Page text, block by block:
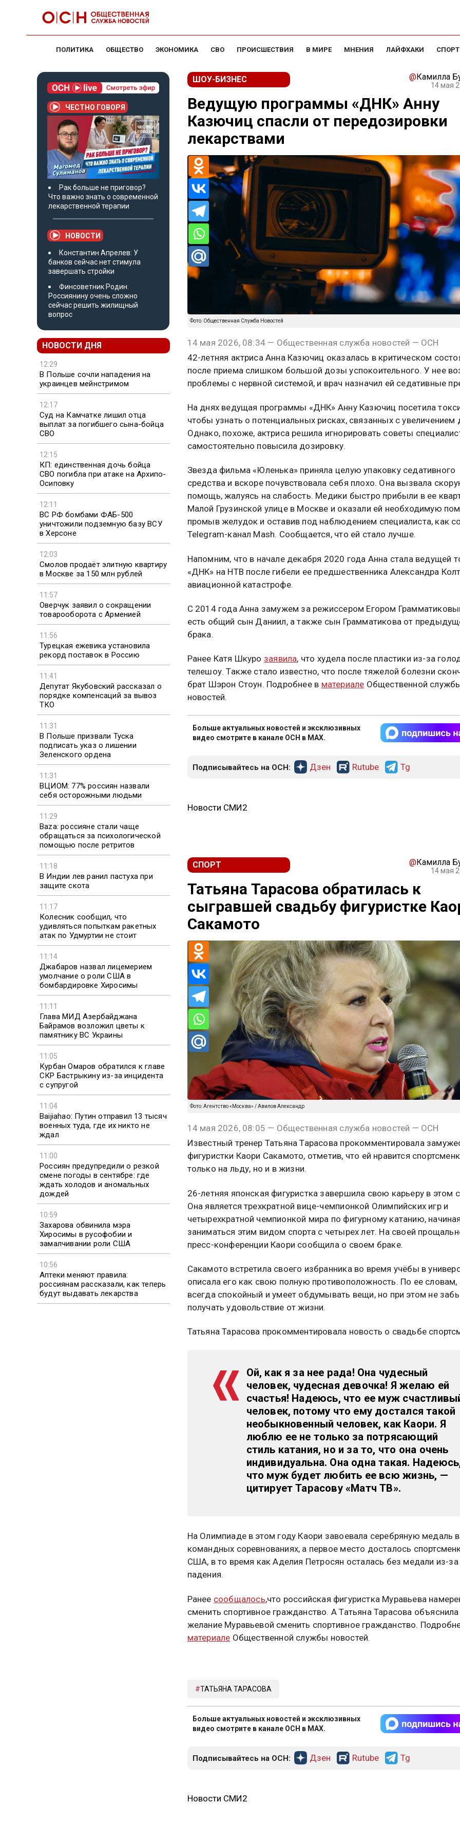
ПОЛИТИКА ОБЩЕСТВО ЭКОНОМИКА СВО ПРОИСШЕСТВИЯ В МИРЕ МНЕНИЯ ЛАЙФХАКИ СПОРТ
ЧЕСТНО ГОВОРЯ
Рак больше не приговор?
Что важно знать о современной
лекарственной терапии
НОВОСТИ
Константин Апрелев: У
банков сейчас нет стимула
завершать стройки
Финсоветник Родин:
Россиянину очень сложно
сейчас решить жилищный
вопрос
НОВОСТИ ДНЯ
12:29
В Польше сочли нападения на
украинцев мейнстримом
12:17
Суд на Камчатке лишил отца
выплат за погибшего сына-бойца
СВО
12:15
КП: единственная дочь бойца
СВО погибла при атаке на Архипо-
Осиповку
12:11
ВС РФ бомбами ФАБ-500
уничтожили подземную базу ВСУ
в Херсоне
12:03
Смолов продаёт элитную квартиру
в Москве за 150 млн рублей
11:57
Оверчук заявил о сокращении
товарооборота с Арменией
11:56
Турецкая ежевика установила
рекорд поставок в Россию
11:41
Депутат Якубовский рассказал о
порядке компенсаций за вывоз
ТКО
11:31
В Польше призвали Туска
подписать указ о лишении
Зеленского ордена
11:31
ВЦИОМ: 77% россиян назвали
себя осторожными людьми
11:29
Baza: россияне стали чаще
обращаться за психологической
помощью после ретритов
11:18
В Индии лев ранил пастуха при
защите скота
11:17
Колесник сообщил, что
удивляться попыткам ракетных
атак по Удмуртии не стоит
11:14
Джабаров назвал лицемерием
умолчание о роли США в
бомбардировке Хиросимы
11:11
Глава МИД Азербайджана
Байрамов возложил цветы к
памятнику ВС Украины
11:05
Курбан Омаров обратился к главе
СКР Бастрыкину из-за инцидента
с супругой
11:04
Baijiahao: Путин отправил 13 тысяч
военных туда, где их никто не
ждал
11:00
Россиян предупредили о резкой
смене погоды в сентябре: где
ждать холодов и аномальных
дождей
10:59
Захарова обвинила мэра
Хиросимы в русофобии и
замалчивании роли США
10:56
Аптеки меняют правила:
россиянам рассказали, как теперь
будут выдавать лекарства
ШОУ-БИЗНЕС @Камилла
14 мая
Ведущую программы «ДНК» Анну
Казючиц спасли от передозировки
лекарствами
Фото: Общественная Служба Новостей
14 мая 2026, 08:34 — Общественная служба новостей — ОСН
42-летняя актриса Анна Казючиц оказалась в критическом
после приема слишком большой дозы успокоительного. У нее
проблемы с нервной системой, и врач назначил ей седативные
На днях ведущая программы «ДНК» Анну Казючиц посетила
чтобы узнать о потенциальных рисках, связанных с увеличением
Однако, похоже, актриса решила игнорировать советы
самостоятельно повысила дозировку.
Звезда фильма «Юленька» приняла целую упаковку седативного
средства и вскоре почувствовала себя плохо. Она вызвала
помощь, жалуясь на слабость. Медики быстро прибыли в ее
Малой Грузинской улице в Москве и оказали ей необходимую
промыв желудок и оставив под наблюдением специалиста, как
Telegram-канал Mash. Сообщается, что ей стало лучше.
Напомним, что в начале декабря 2020 года Анна стала ведущей
«ДНК» на НТВ после гибели ее предшественника Александра
авиационной катастрофе.
С 2014 года Анна замужем за режиссером Егором
есть общий сын Даниил, а также сын Грамматикова от
брака.
Ранее Катя Шкуро заявила, что худела после пластики из-за
телешоу. Также стало известно, что после тяжелой болезни
брат Шэрон Стоун. Подробнее в материале Общественной
новостей.
Больше актуальных новостей и эксклюзивных
видео смотрите в канале ОСН в MAX.
Подписывайтесь на ОСН: Дзен Rutube Tg
Новости СМИ2
СПОРТ @Камилла
14 мая
Татьяна Тарасова обратилась к
сыгравшей свадьбу фигуристке
Сакамото
Фото: Агентство «Москва» / Авилов Александр
14 мая 2026, 08:05 — Общественная служба новостей — ОСН
Известный тренер Татьяна Тарасова прокомментировала
фигуристки Каори Сакамото, отметив, что ей нравится
только на льду, но и в жизни.
26-летняя японская фигуристка завершила свою карьеру в этом
Она является трехкратной вице-чемпионкой Олимпийских игр и
четырехкратной чемпионкой мира по фигурному катанию,
заниматься этим видом спорта с четырех лет. На своей
пресс-конференции Каори сообщила о своем браке.
Сакамото встретила своего избранника во время учёбы в
описала его как свою полную противоположность. По ее словам,
всегда спокойный и умеет обдумывать вещи, но при этом не
получать удовольствие от жизни.
Татьяна Тарасова прокомментировала новость о свадьбе
Ой, как я за нее рада! Она чудесный
человек, чудесная девочка! Я желаю ей
счастья! Надеюсь, что ее муж
человек, потому что ему достался такой
необыкновенный человек, как Каори. Я
люблю ее не только за потрясающий
стиль катания, но и за то, что она очень
индивидуальна. Она одна такая.
что муж будет любить ее всю жизнь, —
цитирует Тарасову «Матч ТВ».
На Олимпиаде в этом году Каори завоевала серебряную медаль в
командных соревнованиях, а первое место досталось
США, в то время как Аделия Петросян осталась без медали из-за
падения.
Ранее сообщалось,что российская фигуристка Муравьева
сменить спортивное гражданство. А Татьяна Тарасова объяснила
желание Муравьевой сменить спортивное гражданство.
материале Общественной службы новостей.
ТАТЬЯНА ТАРАСОВА
Больше актуальных новостей и эксклюзивных
видео смотрите в канале ОСН в MAX.
Подписывайтесь на ОСН: Дзен Rutube Tg
Новости СМИ2